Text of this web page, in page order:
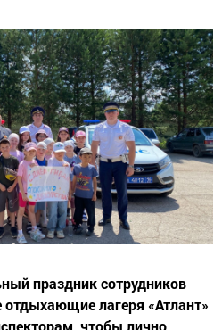
праздник сотрудников
лагеря «Атлант»
чтобы лично